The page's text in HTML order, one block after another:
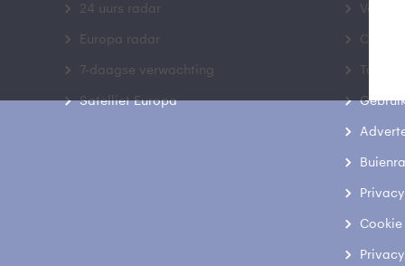
24 uurs radar
Europa radar
7-daagse verwachting
Satelliet Europa
Contact